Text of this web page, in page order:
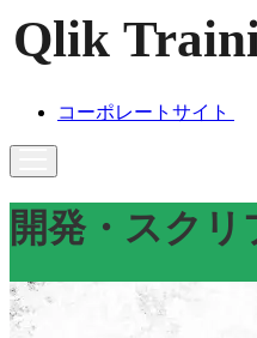
コーポレートサイト
開発・スクリ